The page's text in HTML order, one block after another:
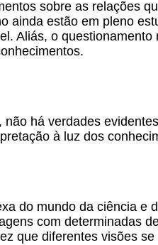
sobre as relações
ainda estão em pleno
Aliás, o
não há verdades
à luz dos
do mundo da ciência e
com determinadas
que diferentes visões